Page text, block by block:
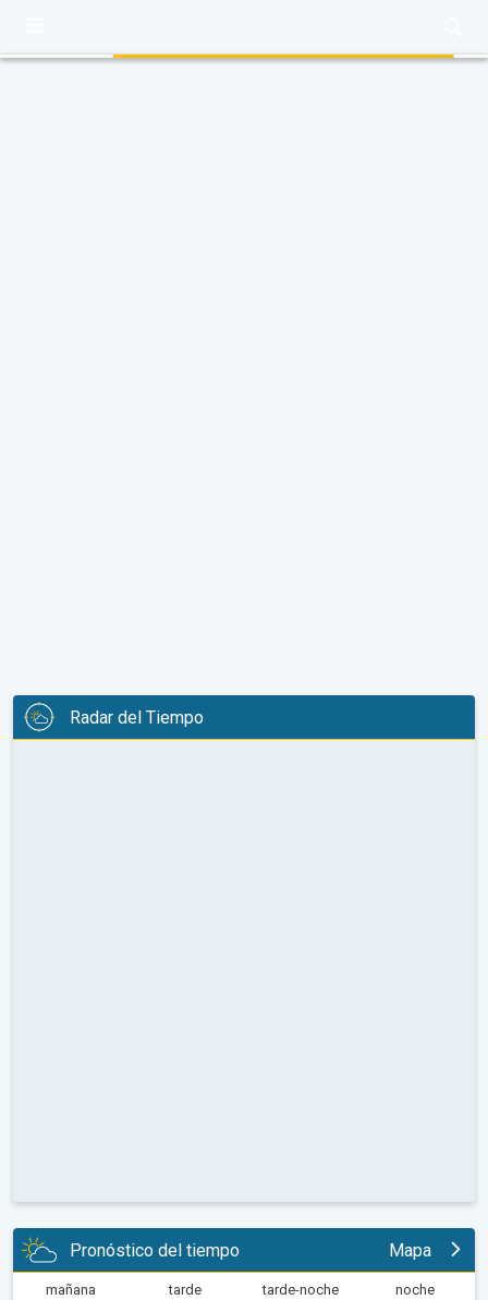
Radar del Tiempo
Pronóstico del tiempo Mapa
mañana tarde tarde-noche noche